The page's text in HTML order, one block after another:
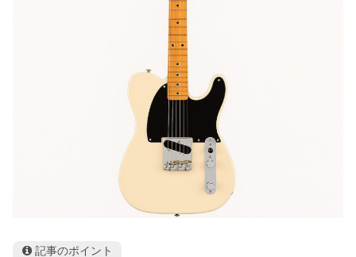
記事のポイント